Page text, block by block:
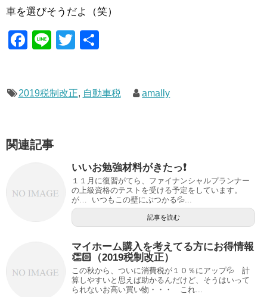
車を選びそうだよ（笑）
F
e
o
o
Li
T
er
2019税制改正, 自動車税 amally
関連記事
いいお勉強材料がきたっ❗️
１１月に復習がてら、ファイナンシャルプランナー
の上級資格のテストを受ける予定をしています。
が… いつもこの壁にぶつかる💦...
記事を読む
マイホーム購入を考えてる方にお得情報
👏🏻（2019税制改正）
この秋から、ついに消費税が１０％にアップ💦 計
算しやすいと思えば助かるんだけど、そうはいって
られないお高い買い物・・・ これ...